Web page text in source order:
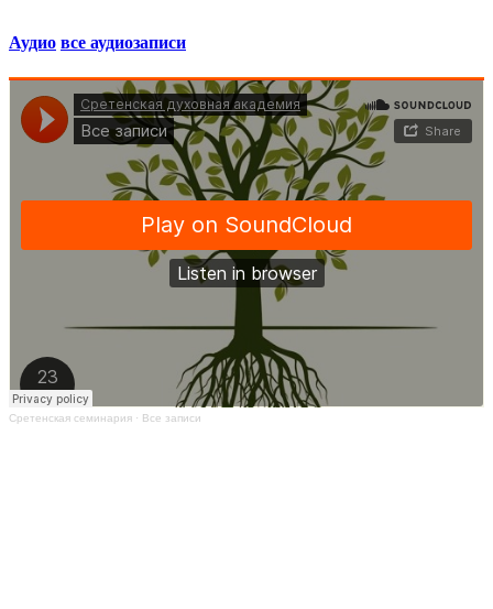
Аудио все аудиозаписи
Сретенская семинария · Все записи